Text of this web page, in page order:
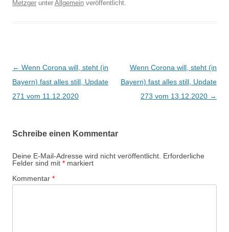
Metzger unter Allgemein veröffentlicht.
Beitragsnavigation
← Wenn Corona will, steht (in
Bayern) fast alles still, Update
271 vom 11.12.2020
Wenn Corona will, steht (in
Bayern) fast alles still, Update
273 vom 13.12.2020 →
Schreibe einen Kommentar
Deine E-Mail-Adresse wird nicht veröffentlicht. Erforderliche
Felder sind mit * markiert
Kommentar *